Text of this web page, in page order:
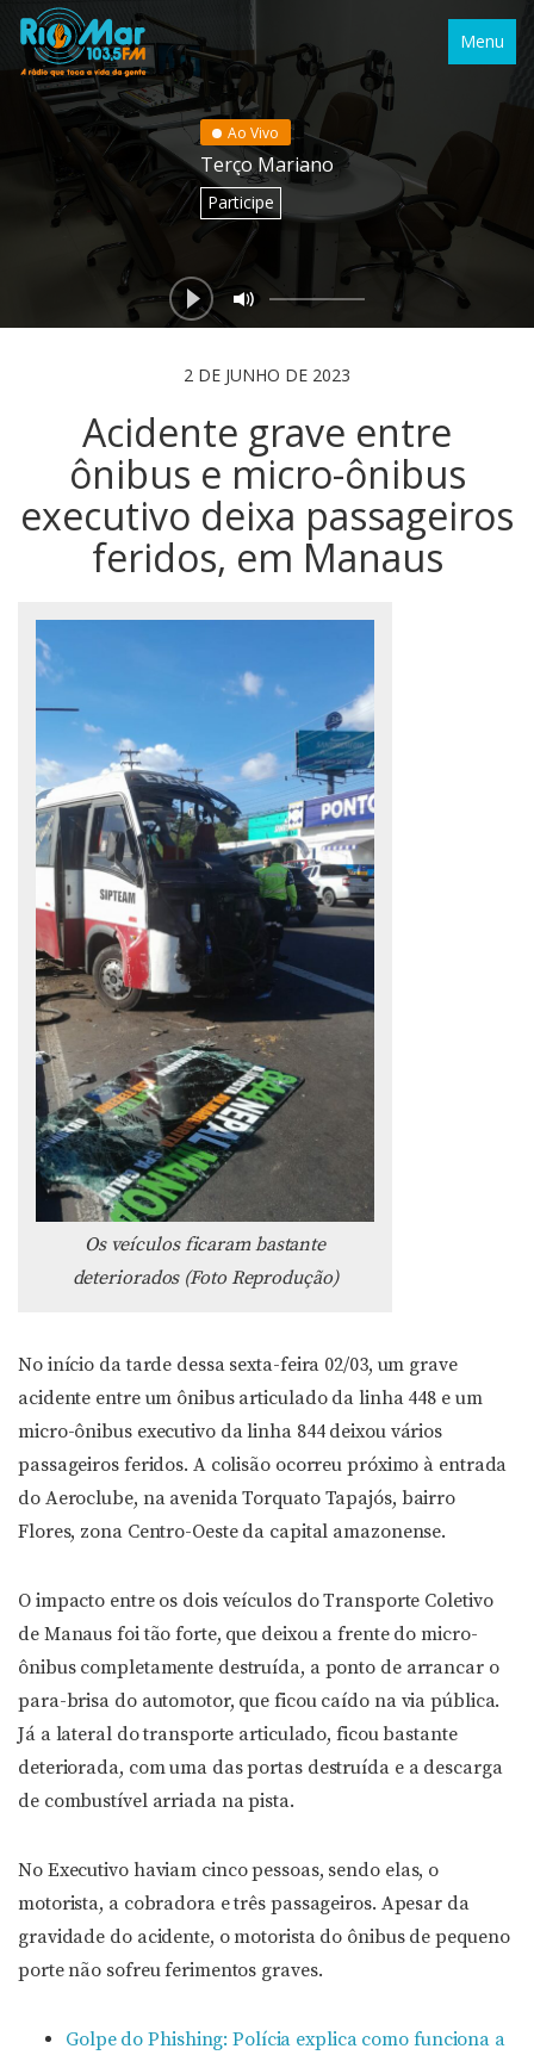
Menu
Ao Vivo
Terço Mariano
Participe
2 DE JUNHO DE 2023
Acidente grave entre
ônibus e micro-ônibus
executivo deixa passageiros
feridos, em Manaus
Os veículos ficaram bastante
deteriorados (Foto Reprodução)
No início da tarde dessa sexta-feira 02/03, um grave
acidente entre um ônibus articulado da linha 448 e um
micro-ônibus executivo da linha 844 deixou vários
passageiros feridos. A colisão ocorreu próximo à entrada
do Aeroclube, na avenida Torquato Tapajós, bairro
Flores, zona Centro-Oeste da capital amazonense.
O impacto entre os dois veículos do Transporte Coletivo
de Manaus foi tão forte, que deixou a frente do micro-
ônibus completamente destruída, a ponto de arrancar o
para-brisa do automotor, que ficou caído na via pública.
Já a lateral do transporte articulado, ficou bastante
deteriorada, com uma das portas destruída e a descarga
de combustível arriada na pista.
No Executivo haviam cinco pessoas, sendo elas, o
motorista, a cobradora e três passageiros. Apesar da
gravidade do acidente, o motorista do ônibus de pequeno
porte não sofreu ferimentos graves.
Golpe do Phishing: Polícia explica como funciona a